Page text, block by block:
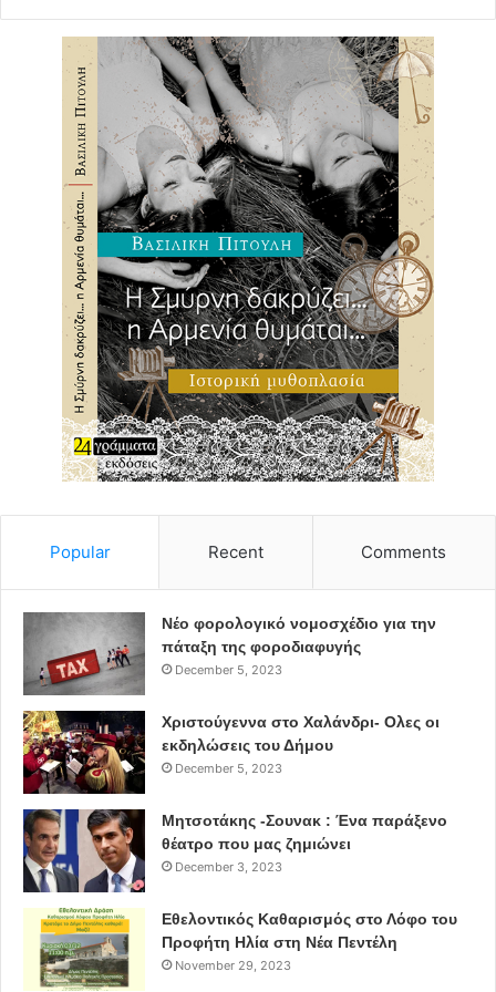
επικεντρωθεί στην προστασία και ανάδειξη της δημόσιας
γλυπτικής και των μνημείων της πόλης. Επίσης στους
σκοπούς του περιλαμβάνονται η οργάνωση δικτύων
ξεναγήσεων και η δημιουργία εκδοτικής σειράς με την
ονομασία «Αθηναϊκή Βιβλιοθήκη», ώστε να καταστεί
σύντομα η λειτουργική κιβωτός της πνευματικής και
ιστορικής παρακαταθήκης της πρωτεύουσας.
Είναι μια σύγχρονη και πολυεπίπεδη, πνευματική κυψέλη,
με προοπτική να αναθερμάνει το ενδιαφέρον της
δίκτυα συνεργασίας με φορείς του εσωτερικού και του
εξωτερικού, ενισχύοντας αποφασιστικά την ταυτότητα,
τη σύγχρονη εικόνα πρωτεύουσας της Ελλάδας.
Popular Recent Comments
Νέο φορολογικό νομοσχέδιο για την
πάταξη της φοροδιαφυγής
December 5, 2023
Χριστούγεννα στο Χαλάνδρι- Ολες οι
εκδηλώσεις του Δήμου
December 5, 2023
Μητσοτάκης -Σουνακ : Ένα παράξενο
θέατρο που μας ζημιώνει
December 3, 2023
Εθελοντικός Καθαρισμός στο Λόφο του
Προφήτη Ηλία στη Νέα Πεντέλη
November 29, 2023